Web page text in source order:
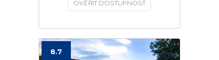
OVĚŘIT DOSTUPNOST
8.7